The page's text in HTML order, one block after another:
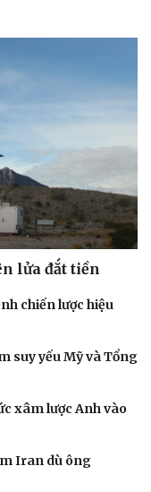
lửa đắt tiền
chiến lược hiệu
suy yếu Mỹ và Tổng
xâm lược Anh vào
Iran dù ông